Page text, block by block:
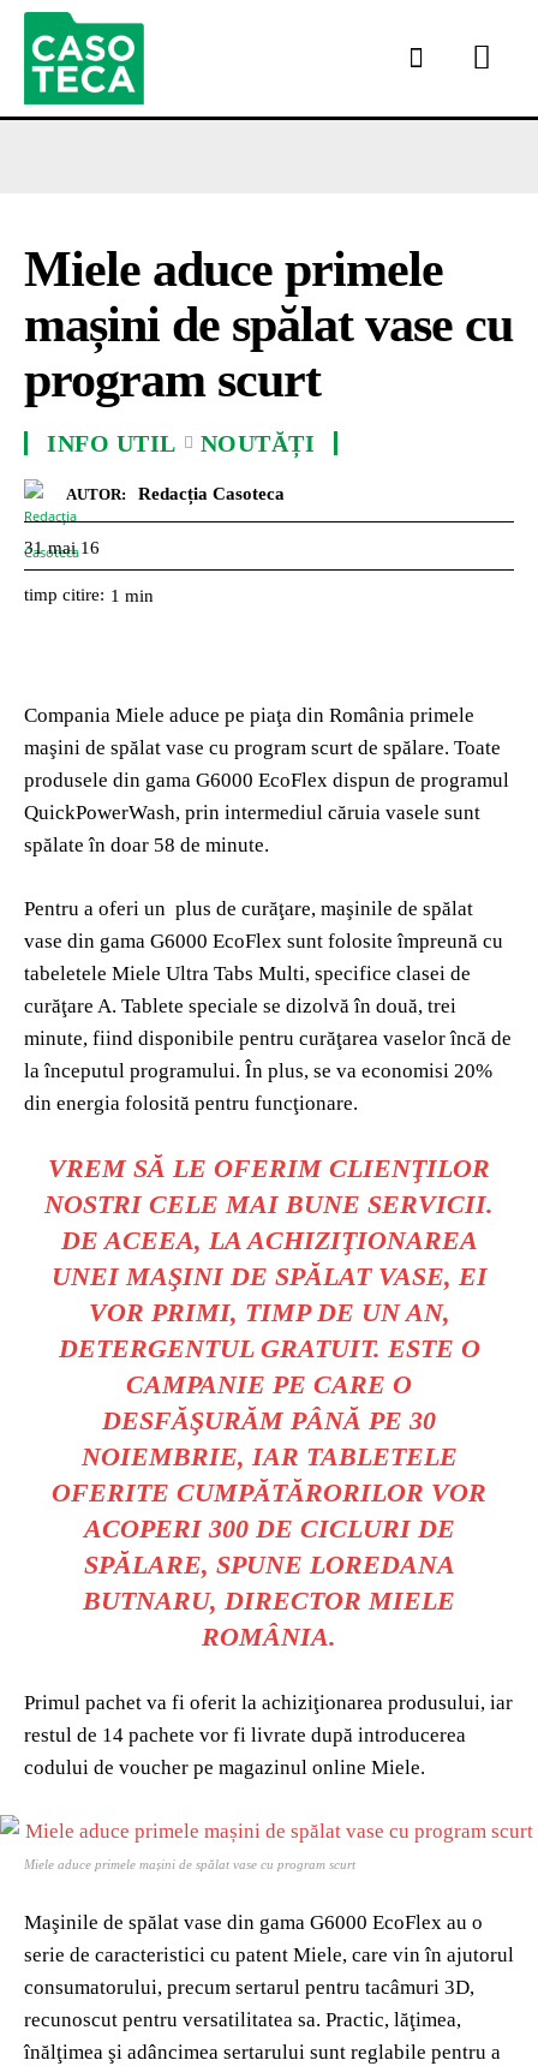
Miele aduce primele
mașini de spălat vase cu
program scurt
INFO UTIL NOUTĂȚI
AUTOR: Redacția Casoteca
31 mai 16
timp citire: 1 min
Compania Miele aduce pe piaţa din România primele
maşini de spălat vase cu program scurt de spălare. Toate
produsele din gama G6000 EcoFlex dispun de programul
QuickPowerWash, prin intermediul căruia vasele sunt
spălate în doar 58 de minute.
Pentru a oferi un plus de curăţare, maşinile de spălat
vase din gama G6000 EcoFlex sunt folosite împreună cu
tabeletele Miele Ultra Tabs Multi, specifice clasei de
curăţare A. Tablete speciale se dizolvă în două, trei
minute, fiind disponibile pentru curăţarea vaselor încă de
la începutul programului. În plus, se va economisi 20%
din energia folosită pentru funcţionare.
VREM SĂ LE OFERIM CLIENŢILOR
NOSTRI CELE MAI BUNE SERVICII.
DE ACEEA, LA ACHIZIŢIONAREA
UNEI MAŞINI DE SPĂLAT VASE, EI
VOR PRIMI, TIMP DE UN AN,
DETERGENTUL GRATUIT. ESTE O
CAMPANIE PE CARE O
DESFĂŞURĂM PÂNĂ PE 30
NOIEMBRIE, IAR TABLETELE
OFERITE CUMPĂTĂRORILOR VOR
ACOPERI 300 DE CICLURI DE
SPĂLARE, SPUNE LOREDANA
BUTNARU, DIRECTOR MIELE
ROMÂNIA.
Primul pachet va fi oferit la achiziţionarea produsului, iar
restul de 14 pachete vor fi livrate după introducerea
codului de voucher pe magazinul online Miele.
Miele aduce primele mașini de spălat vase cu program scurt
Maşinile de spălat vase din gama G6000 EcoFlex au o
serie de caracteristici cu patent Miele, care vin în ajutorul
consumatorului, precum sertarul pentru tacâmuri 3D,
recunoscut pentru versatilitatea sa. Practic, lăţimea,
înălţimea şi adâncimea sertarului sunt reglabile pentru a